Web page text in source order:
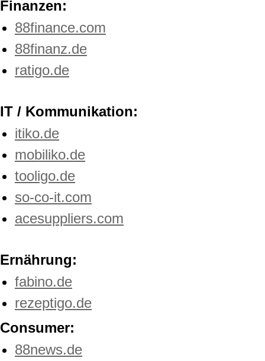
Finanzen:
88finance.com
88finanz.de
ratigo.de
IT / Kommunikation:
itiko.de
mobiliko.de
tooligo.de
so-co-it.com
acesuppliers.com
Ernährung:
fabino.de
rezeptigo.de
Consumer:
88news.de